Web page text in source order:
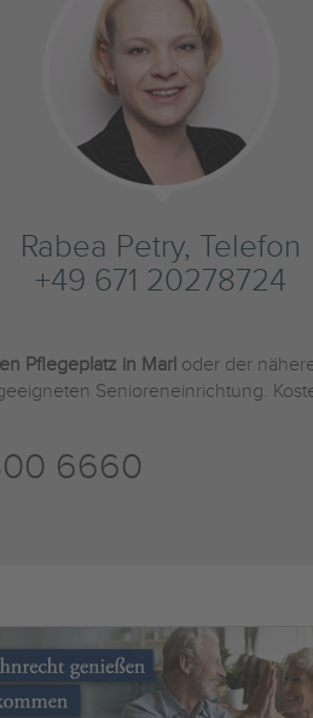
Rabea Petry, Telefon
+49 671 20278724
Pflegeplatz in Marl oder der
Senioreneinrichtung.
6660